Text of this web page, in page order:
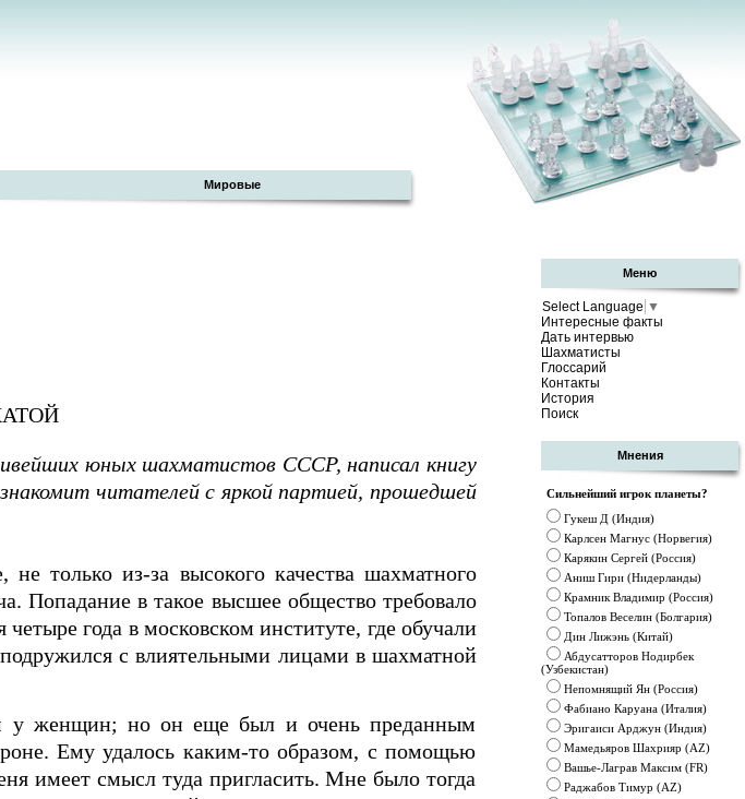
Мировые
юных шахматистов СССР, написал книгу
читателей с яркой партией, прошедшей
только из-за высокого качества шахматного
Попадание в такое высшее общество требовало
года в московском институте, где обучали
с влиятельными лицами в шахматной
у женщин; но он еще был и очень преданным
Ему удалось каким-то образом, с помощью
имеет смысл туда пригласить. Мне было тогда
Меню
Select Language ▼
Интересные факты
Дать интервью
Шахматисты
Глоссарий
Контакты
История
Поиск
Мнения
Сильнейший игрок планеты?
Гукеш Д (Индия)
Карлсен Магнус (Норвегия)
Карякин Сергей (Россия)
Аниш Гири (Нидерланды)
Крамник Владимир (Россия)
Топалов Веселин (Болгария)
Дин Лижэнь (Китай)
Абдусатторов Нодирбек
(Узбекистан)
Непомнящий Ян (Россия)
Фабиано Каруана (Италия)
Эригаиси Арджун (Индия)
Мамедьяров Шахрияр (AZ)
Вашье-Лаграв Максим (FR)
Раджабов Тимур (AZ)